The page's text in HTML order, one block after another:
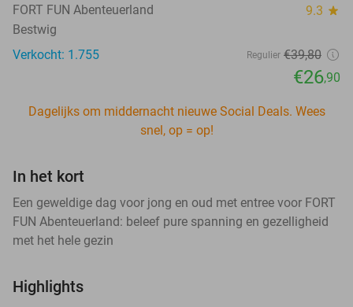
FORT FUN Abenteuerland 9.3 star
Bestwig
Verkocht: 1.755
Regulier €39,80
€26,90
Dagelijks om middernacht nieuwe Social Deals. Wees
snel, op = op!
In het kort
Een geweldige dag voor jong en oud met entree voor FORT
FUN Abenteuerland: beleef pure spanning en gezelligheid
met het hele gezin
Highlights